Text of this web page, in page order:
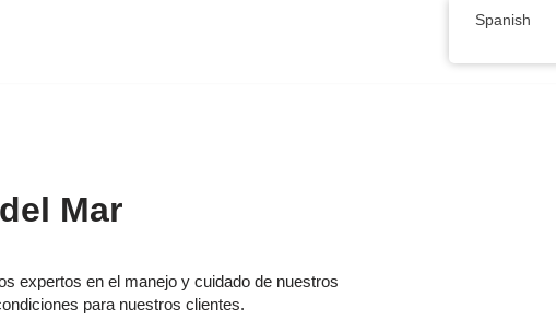
Mar
expertos en el manejo y cuidado de nuestros
para nuestros clientes.
Spanish